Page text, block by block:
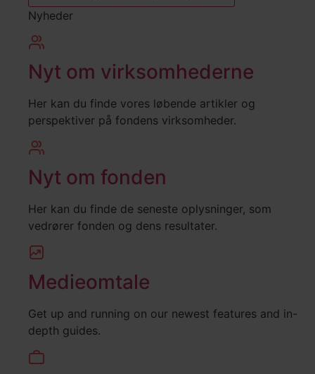
Nyheder
Nyt om virksomhederne
Her kan du finde vores løbende artikler og
perspektiver på fondens virksomheder.
Nyt om fonden
Her kan du finde de seneste oplysninger, som
vedrører fonden og dens resultater.
Medieomtale
Get up and running on our newest features and in-
depth guides.